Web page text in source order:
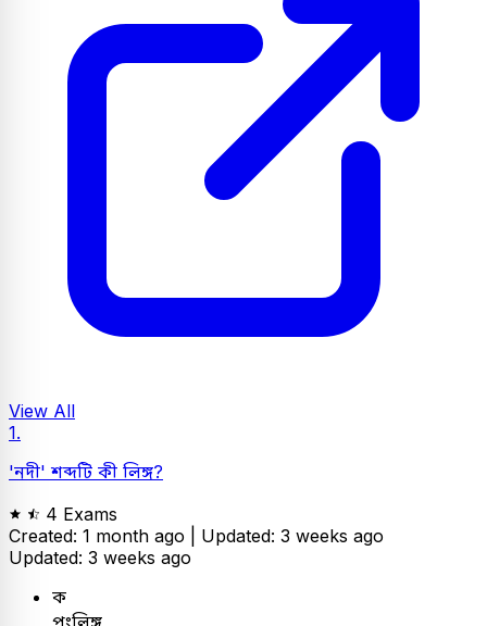
View All
1.
'নদী' শব্দটি কী লিঙ্গ?
4 Exams
Created: 1 month ago | Updated: 3 weeks ago
Updated: 3 weeks ago
ক